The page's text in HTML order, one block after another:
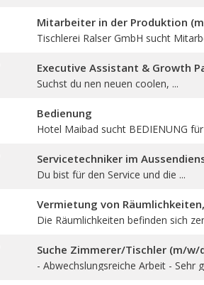
Mitarbeiter in der Produktion
Tischlerei Ralser GmbH sucht
Executive Assistant & Growth
Suchst du nen neuen coolen, ...
Bedienung
Hotel Maibad sucht BEDIENUNG für
Servicetechniker im
Du bist für den Service und die ...
Vermietung von
Die Räumlichkeiten befinden sich
Suche Zimmerer/Tischler (m/
- Abwechslungsreiche Arbeit - Sehr